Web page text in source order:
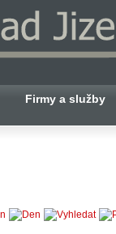
Firmy a služby